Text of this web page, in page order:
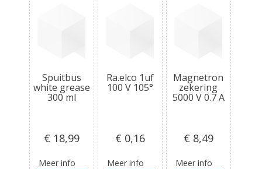
Spuitbus
white grease
300 ml
€ 18,99
Meer info
Ra.elco 1uf
100 V 105°
€ 0,16
Meer info
Magnetron
zekering
5000 V 0.7 A
€ 8,49
Meer info